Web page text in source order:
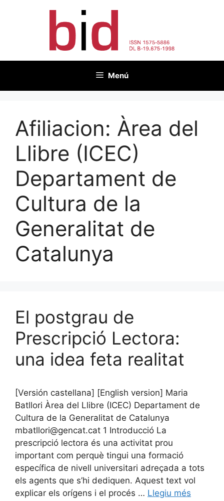
Menú
Afiliacion: Àrea del
Llibre (ICEC)
Departament de
Cultura de la
Generalitat de
Catalunya
El postgrau de
Prescripció Lectora:
una idea feta realitat
[Versión castellana] [English version] Maria
Batllori Àrea del Llibre (ICEC) Departament de
Cultura de la Generalitat de Catalunya
mbatllori@gencat.cat 1 Introducció La
prescripció lectora és una activitat prou
important com perquè tingui una formació
específica de nivell universitari adreçada a tots
els agents que s’hi dediquen. Aquest text vol
explicar els orígens i el procés … Llegiu més